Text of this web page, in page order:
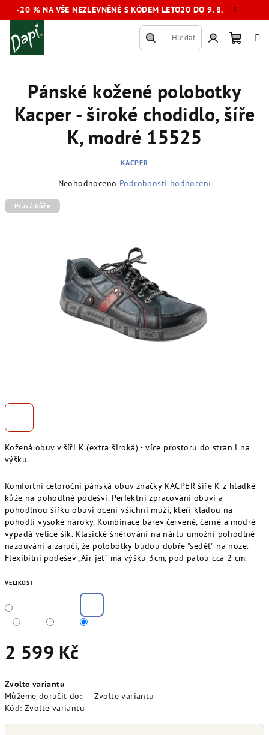
Přejít
na
-20 % NA VŠE NEZLEVNĚNÉ S KÓDEM LETO20 DO 9. 8.
Hledat
košík
Kožená obuv v šíři K (extra široká) - více prostoru do stran i na
výšku.
Komfortní celoroční pánská obuv značky KACPER šíře K z hladké
kůže na pohodlné podešvi. Perfektní zpracování obuvi a
pohodlnou šířku obuvi ocení všichni muži, kteří kladou na
pohodlí vysoké nároky. Kombinace barev červené, černé a modré
vypadá velice šik. Klasické šněrování na nártu umožní pohodlné
nazouvání a zaručí, že polobotky budou dobře "sedět" na noze.
Flexibilní podešev „Air jet“ má výšku 3cm, pod patou cca 2 cm.
VELIKOST
2 599 Kč
cena:
Zvolte variantu
Můžeme doručit do:
Zvolte variantu
Kód: Zvolte variantu
Pánské kožené polobotky
Kacper - široké chodidlo, šíře
K, modré 15525
KACPER
produktu
Neohodnoceno Podrobnosti hodnocení
Pravá kůže